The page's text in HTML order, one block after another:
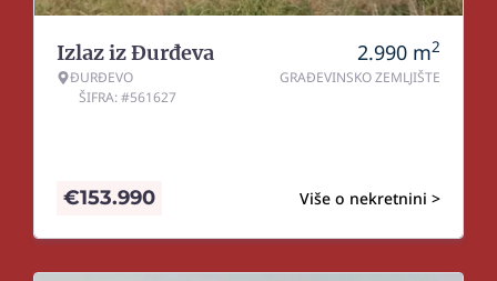
Izlaz iz Đurđeva
ĐURĐEVO
ŠIFRA: #561627
2.990 m2
GRAĐEVINSKO ZEMLJIŠTE
Više o nekretnini >
€153.990